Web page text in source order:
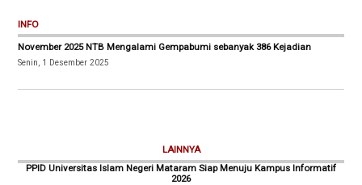
INFO
November 2025 NTB Mengalami Gempabumi sebanyak 386 Kejadian
Senin, 1 Desember 2025
LAINNYA
PPID Universitas Islam Negeri Mataram Siap Menuju Kampus Informatif
2026